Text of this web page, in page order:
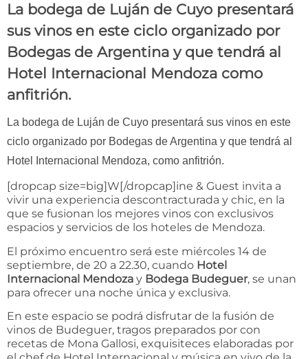
La bodega de Luján de Cuyo presentará
sus vinos en este ciclo organizado por
Bodegas de Argentina y que tendrá al
Hotel Internacional Mendoza como
anfitrión.
La bodega de Luján de Cuyo presentará sus vinos en este
ciclo organizado por Bodegas de Argentina y que tendrá al
Hotel Internacional Mendoza, como anfitrión.
[dropcap size=big]W[/dropcap]ine & Guest invita a
vivir una experiencia descontracturada y chic, en la
que se fusionan los mejores vinos con exclusivos
espacios y servicios de los hoteles de Mendoza.
El próximo encuentro será este miércoles 14 de
septiembre, de 20 a 22.30, cuando Hotel
Internacional Mendoza y Bodega Budeguer, se unan
para ofrecer una noche única y exclusiva.
En este espacio se podrá disfrutar de la fusión de
vinos de Budeguer, tragos preparados por con
recetas de Mona Gallosi, exquisiteces elaboradas por